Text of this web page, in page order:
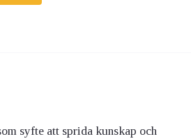
syfte att sprida kunskap och